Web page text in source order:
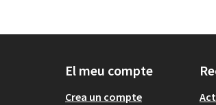
El meu compte
Crea un compte